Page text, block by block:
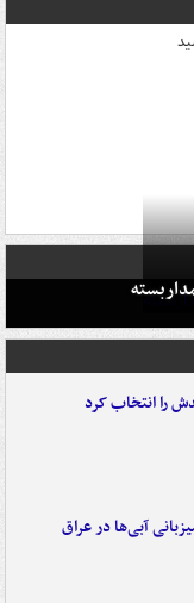
را انتخاب کرد